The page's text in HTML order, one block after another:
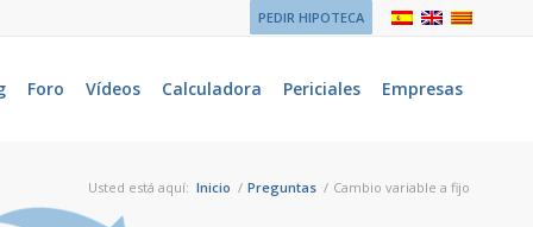
PEDIR HIPOTECA
Foro Vídeos Calculadora Periciales Empresas
Usted está aquí: Inicio / Preguntas / Cambio variable a fijo